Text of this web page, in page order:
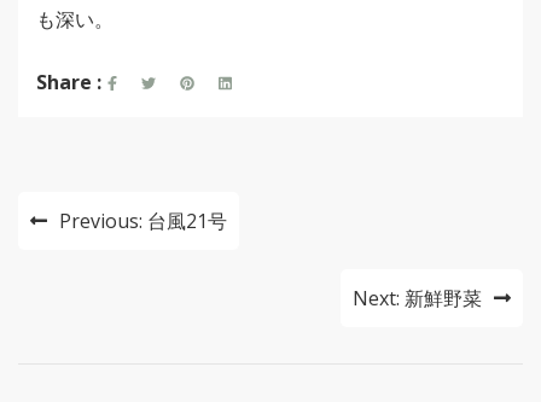
も深い。
Share :
投 Previous: 台風21号
Next: 新鮮野菜